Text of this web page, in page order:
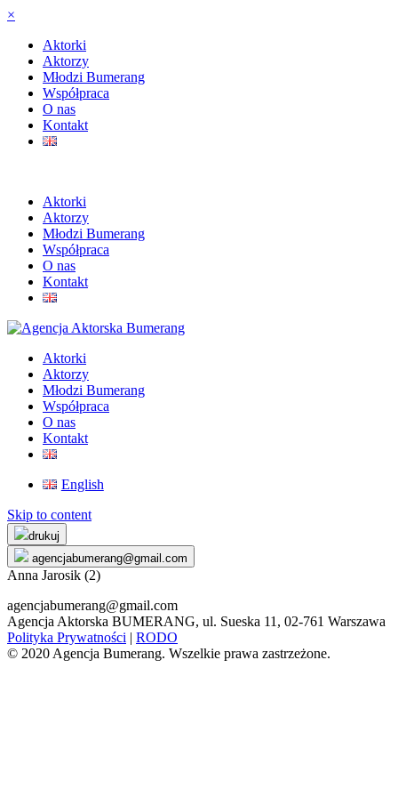
×
Aktorki
Aktorzy
Młodzi Bumerang
Współpraca
O nas
Kontakt
Aktorki
Aktorzy
Młodzi Bumerang
Współpraca
O nas
Kontakt
Aktorki
Aktorzy
Młodzi Bumerang
Współpraca
O nas
Kontakt
English
Skip to content
drukuj
agencjabumerang@gmail.com
Anna Jarosik (2)
agencjabumerang@gmail.com
Agencja Aktorska BUMERANG, ul. Sueska 11, 02-761 Warszawa
Polityka Prywatności | RODO
© 2020 Agencja Bumerang. Wszelkie prawa zastrzeżone.